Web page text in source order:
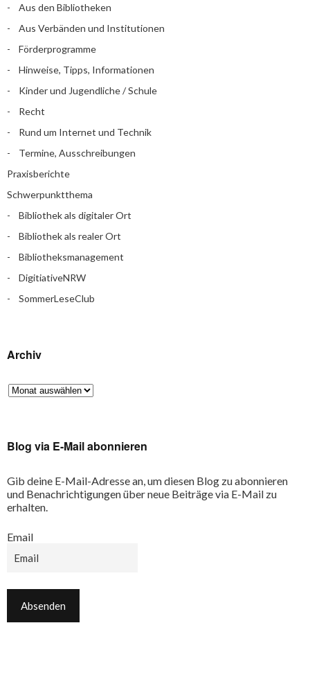
Aus den Bibliotheken
Aus Verbänden und Institutionen
Förderprogramme
Hinweise, Tipps, Informationen
Kinder und Jugendliche / Schule
Recht
Rund um Internet und Technik
Termine, Ausschreibungen
Praxisberichte
Schwerpunktthema
Bibliothek als digitaler Ort
Bibliothek als realer Ort
Bibliotheksmanagement
DigitiativeNRW
SommerLeseClub
Archiv
Blog via E-Mail abonnieren
Gib deine E-Mail-Adresse an, um diesen Blog zu abonnieren
und Benachrichtigungen über neue Beiträge via E-Mail zu
erhalten.
Email